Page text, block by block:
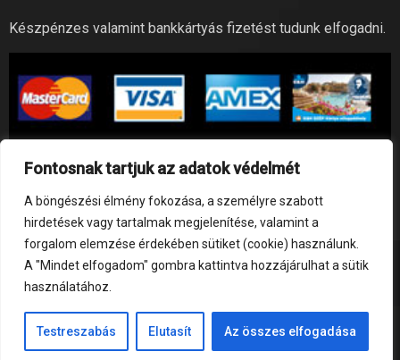
Fontosnak tartjuk az adatok védelmét
A böngészési élmény fokozása, a személyre szabott
hirdetések vagy tartalmak megjelenítése, valamint a
forgalom elemzése érdekében sütiket (cookie) használunk.
A "Mindet elfogadom" gombra kattintva hozzájárulhat a sütik
használatához.
Testreszabás Elutasít Az összes elfogadása
Készpénzes valamint bankkártyás fizetést tudunk elfogadni.
© GoBuda Fitness 2026 | All Right Reserved